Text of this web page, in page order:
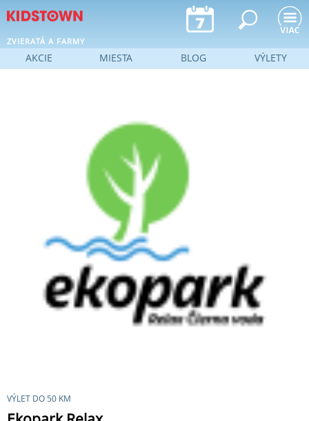
Jump to navigation
ZVIERATÁ A FARMY
VÝLET DO 50 KM
AKCIE MIESTA BLOG VÝLETY